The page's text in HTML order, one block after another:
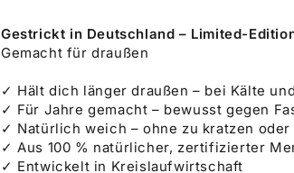
Gestrickt in Deutschland – Limited-
Gemacht für draußen
✓ Hält dich länger draußen – bei Kälte
✓ Für Jahre gemacht – bewusst gegen
✓ Natürlich weich – ohne zu kratzen
✓ Aus 100 % natürlicher, zertifizierter
✓ Entwickelt in Kreislaufwirtschaft